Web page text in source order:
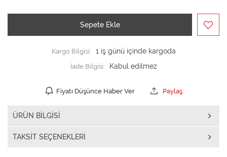
Sepete Ekle
Kargo Bilgisi:
1 iş günü içinde kargoda
İade Bilgisi:
Fiyatı Düşünce Haber Ver Paylaş
ÜRÜN BILGISI
TAKSIT SEÇENEKLERI